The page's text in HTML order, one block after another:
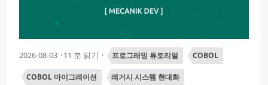
2026-08-03 11 분 읽기 프로그래밍 튜토리얼 COBOL
COBOL 마이그레이션 레거시 시스템 현대화